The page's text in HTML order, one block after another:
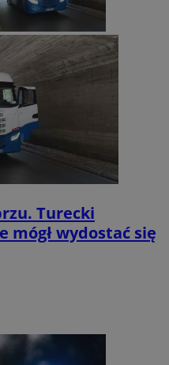
Turecki
mógł wydostać się